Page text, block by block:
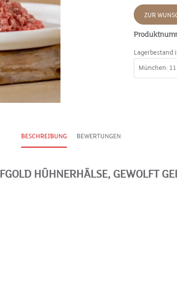
ZUR
Lagerbestand
BESCHREIBUNG BEWERTUNGEN
HÜHNERHÄLSE, GEWOLFT